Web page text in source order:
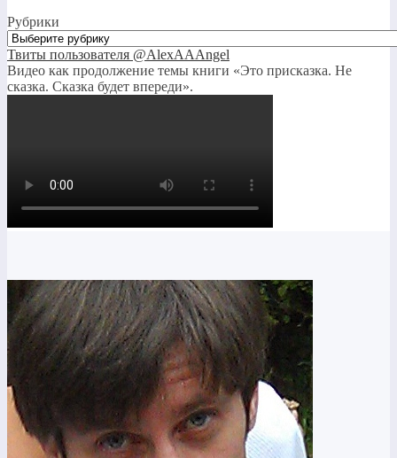
Рубрики
Рубрики
Твиты пользователя @AlexAAAngel
Видео как продолжение темы книги «Это присказка. Не
сказка. Сказка будет впереди».